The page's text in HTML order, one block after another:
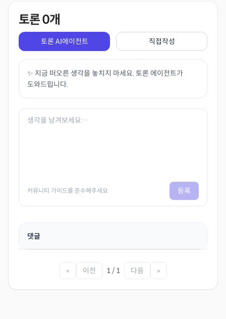
토론0개
토론 AI에이전트 직접작성
✨ 지금 떠오른 생각을 놓치지 마세요. 토론 에이전트가
도와드립니다.
커뮤니티 가이드를 준수해주세요 등록
댓글
« 이전 1 / 1 다음 »